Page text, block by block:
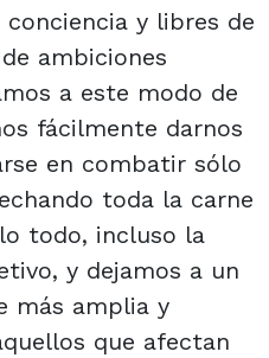
y libres de
ambiciones
a este modo de
fácilmente darnos
en combatir sólo
toda la carne
todo, incluso la
y dejamos a un
más amplia y
que afectan